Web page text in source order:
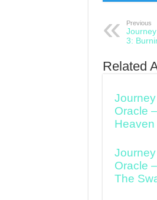
Previous
3:
Related
Oracle
Heaven
Oracle
The